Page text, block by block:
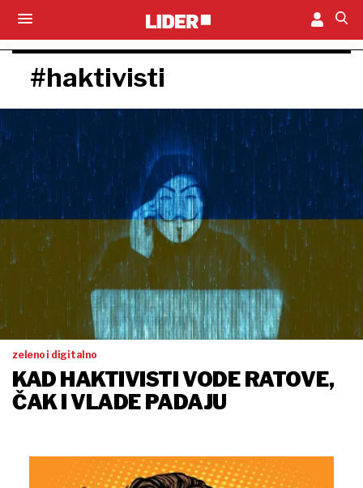
#haktivisti
zeleno i digitalno
KAD HAKTIVISTI VODE RATOVE,
ČAK I VLADE PADAJU